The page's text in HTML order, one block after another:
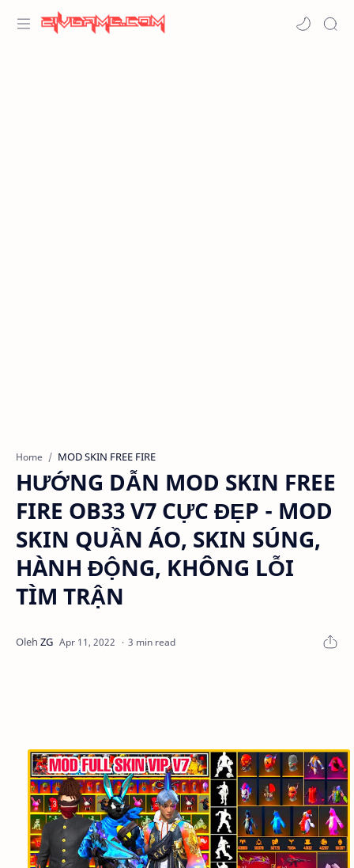
Home MOD SKIN FREE FIRE
HƯỚNG DẪN MOD SKIN FREE
FIRE OB33 V7 CỰC ĐẸP - MOD
SKIN QUẦN ÁO, SKIN SÚNG,
HÀNH ĐỘNG, KHÔNG LỖI
TÌM TRẬN
3 min read